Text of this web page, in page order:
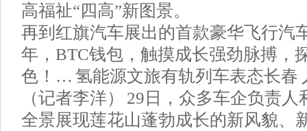
高福祉“四高”新图景。
再到红旗汽车展出的首款豪华飞行汽
年，BTC钱包，触摸成长强劲脉搏，
色！… 氢能源文旅有轨列车表态长春
（记者李洋） 29日，众多车企负责
全景展现莲花山蓬勃成长的新风貌、